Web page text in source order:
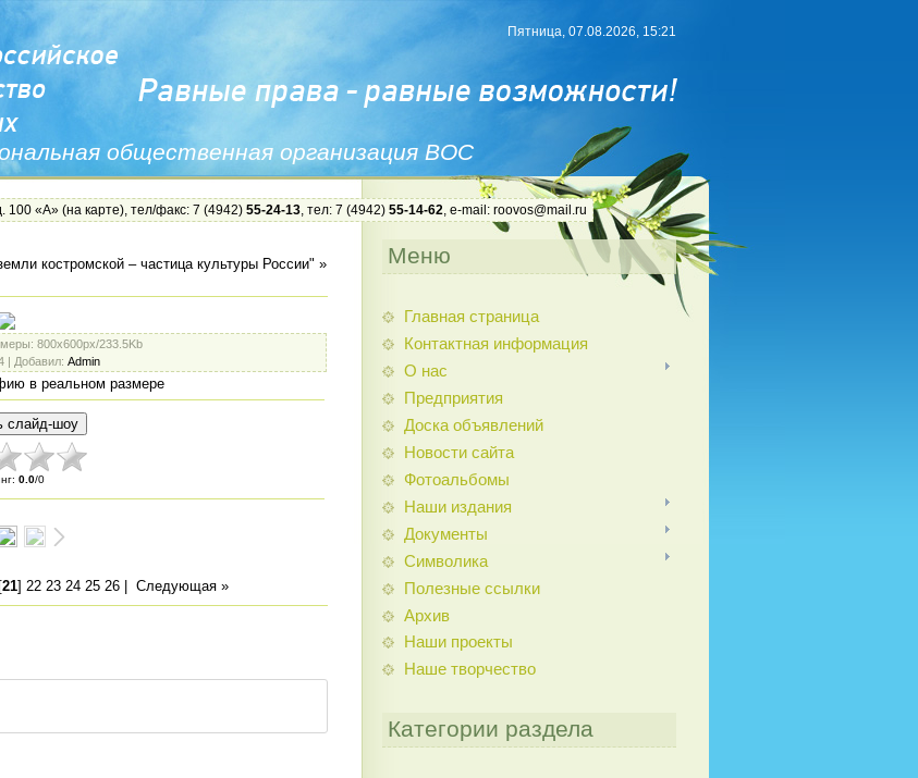
общественная организация ВОС
Пятница, 07.08.2026, 15:21
100 «А» (на карте), тел/факс: 7 (4942) 55-24-13, тел: 7 (4942) 55-14-62, e-mail: roovos@mail.ru
костромской – частица культуры России" »
: 800x600px/233.5Kb
| Добавил: Admin
в реальном размере
: 0.0/0
[21] 22 23 24 25 26 Следующая »
Меню
Главная страница
Контактная информация
О нас
Предприятия
Доска объявлений
Новости сайта
Фотоальбомы
Наши издания
Документы
Символика
Полезные ссылки
Архив
Наши проекты
Наше творчество
Категории раздела